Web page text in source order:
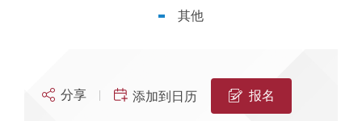
其他
分享 添加到日历 报名